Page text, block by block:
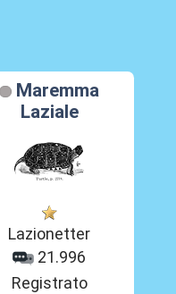
Maremma
Laziale
Lazionetter
21.996
Registrato